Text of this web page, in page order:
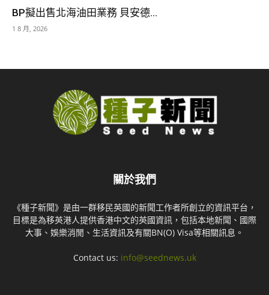
BP擬出售北海油田業務 貝安德...
1 8 月, 2026
關於我們
《種子新聞》是由一群移民英國的新聞工作者所創立的資訊平台，
目標是為移英港人提供香港中文的英國資訊，包括本地新聞、國際
大事、娛樂消閒、生活資訊及有關BN(O) Visa等相關訊息。
Contact us: info@seednews.uk